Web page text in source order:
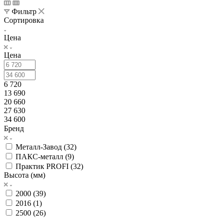
Фильтр
Сортировка
Цена
Цена
6 720
13 690
20 660
27 630
34 600
Бренд
Металл-Завод (32)
ПАКС-металл (9)
Практик PROFI (32)
Высота (мм)
2000 (39)
2016 (1)
2500 (26)